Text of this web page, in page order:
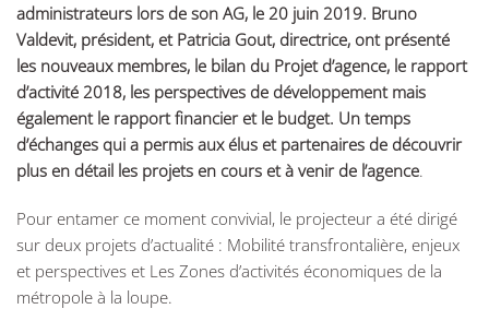
administrateurs lors de son AG, le 20 juin 2019. Bruno
Valdevit, président, et Patricia Gout, directrice, ont présenté
les nouveaux membres, le bilan du Projet d’agence, le rapport
d’activité 2018, les perspectives de développement mais
également le rapport financier et le budget. Un temps
d’échanges qui a permis aux élus et partenaires de découvrir
plus en détail les projets en cours et à venir de l’agence.
Pour entamer ce moment convivial, le projecteur a été dirigé
sur deux projets d’actualité : Mobilité transfrontalière, enjeux
et perspectives et Les Zones d’activités économiques de la
métropole à la loupe.